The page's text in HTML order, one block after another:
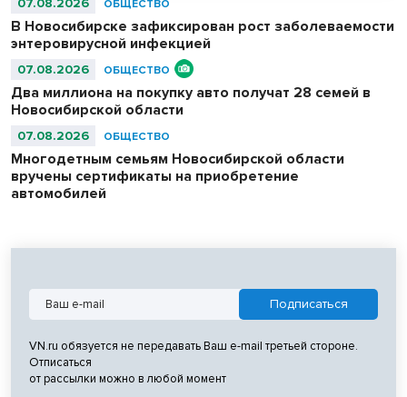
ОБЩЕСТВО
В Новосибирске зафиксирован рост заболеваемости
энтеровирусной инфекцией
07.08.2026 ОБЩЕСТВО
Два миллиона на покупку авто получат 28 семей в
Новосибирской области
07.08.2026 ОБЩЕСТВО
Многодетным семьям Новосибирской области
вручены сертификаты на приобретение
автомобилей
VN.ru обязуется не передавать Ваш e-mail третьей стороне.
Отписаться
от рассылки можно в любой момент